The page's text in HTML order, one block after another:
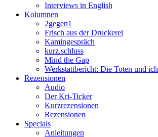
Interviews in English
Kolumnen
2gegen1
Frisch aus der Druckerei
Kamingespräch
kurz.schluss
Mind the Gap
Werkstattbericht: Die Toten und ich
Rezensionen
Audio
Der Kri-Ticker
Kurzrezensionen
Rezensionen
Specials
Anleitungen